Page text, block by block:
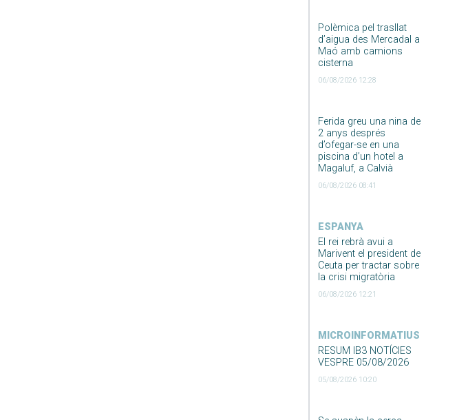
Polèmica pel trasllat
d’aigua des Mercadal a
Maó amb camions
cisterna
06/08/2026 12:28
Ferida greu una nina de
2 anys després
d’ofegar-se en una
piscina d’un hotel a
Magaluf, a Calvià
06/08/2026 08:41
ESPANYA
El rei rebrà avui a
Marivent el president de
Ceuta per tractar sobre
la crisi migratòria
06/08/2026 12:21
MICROINFORMATIUS
RESUM IB3 NOTÍCIES
VESPRE 05/08/2026
05/08/2026 10:20